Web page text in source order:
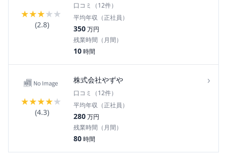
★★★★★
(2.8)
口コミ（12件）
平均年収（正社員）
350万円
残業時間（月間）
10時間
★★★★★
(4.3)
株式会社やずや ›
口コミ（12件）
平均年収（正社員）
280万円
残業時間（月間）
80時間